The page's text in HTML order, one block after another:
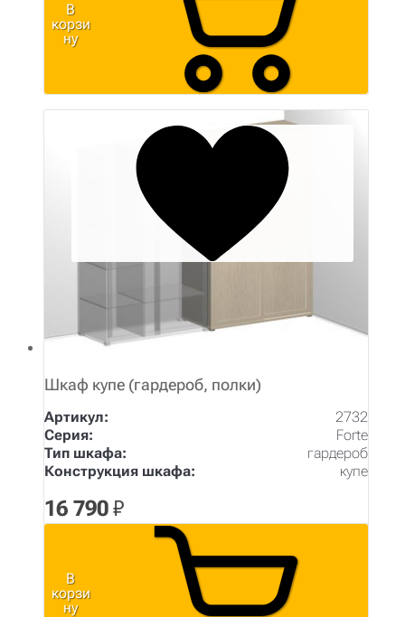
В
корзи
ну
Шкаф купе (гардероб, полки)
Артикул:
2732
Серия:
Forte
Тип шкафа:
гардероб
Конструкция шкафа:
купе
16 790₽
В
корзи
ну